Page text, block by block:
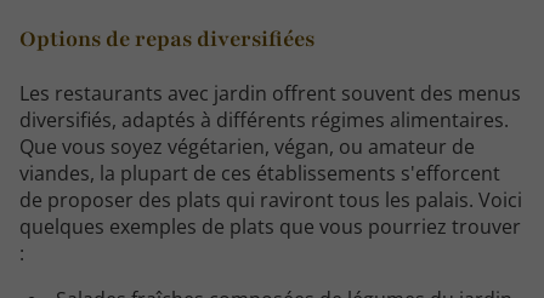
Options de repas diversifiées
Les restaurants avec jardin offrent souvent des menus
diversifiés, adaptés à différents régimes alimentaires.
Que vous soyez végétarien, végan, ou amateur de
viandes, la plupart de ces établissements s'efforcent
de proposer des plats qui raviront tous les palais. Voici
quelques exemples de plats que vous pourriez trouver
: